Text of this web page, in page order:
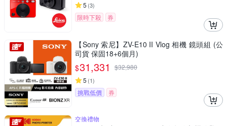
5 (3)
限時下殺 券
【Sony 索尼】ZV-E10 II Vlog 相機 鏡頭組 (公
司貨 保固18+6個月)
$31,331 $32,980
5 (1)
挑戰低價 券
交換禮物